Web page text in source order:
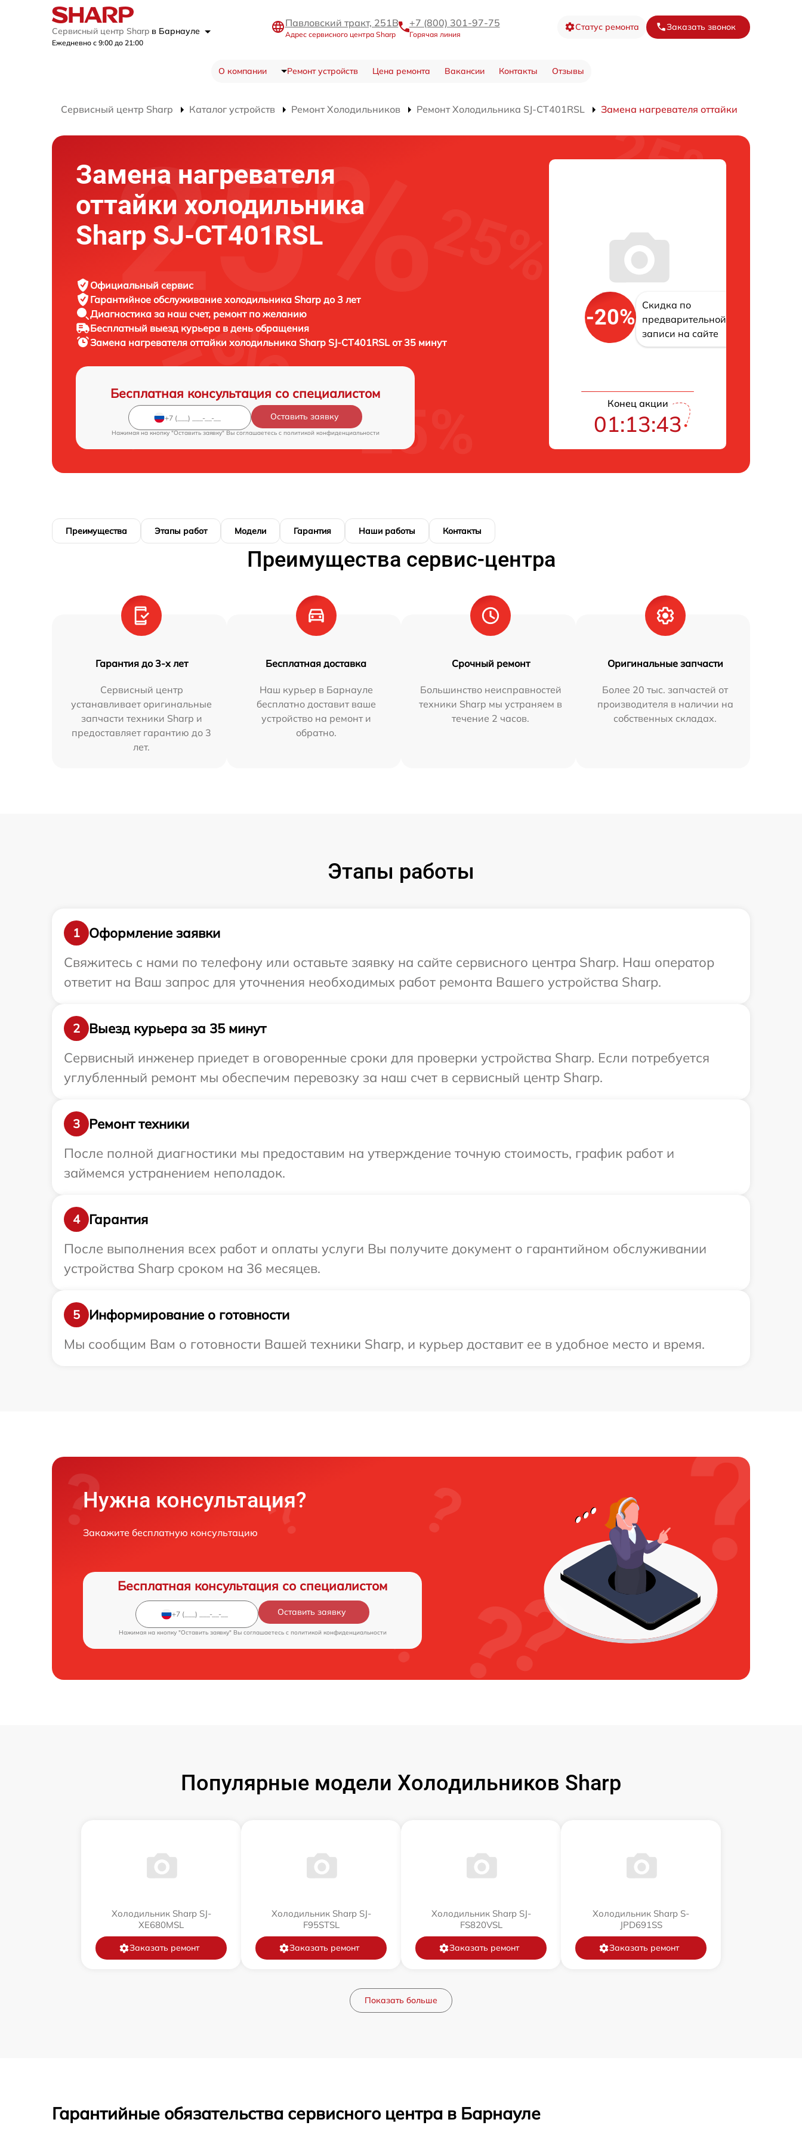
Сервисный центр Sharp в Барнауле
Ежедневно с 9:00 до 21:00
Павловский тракт, 251В
Адрес сервисного центра Sharp
+7 (800) 301-97-75
Горячая линия
Статус ремонта Заказать звонок
О компании Ремонт устройств Цена ремонта Вакансии Контакты Отзывы
Сервисный центр Sharp Каталог устройств Ремонт Холодильников Ремонт Холодильника SJ-CT401RSL Замена нагревателя оттайки
Замена нагревателя
оттайки холодильника
Sharp SJ-CT401RSL
Официальный сервис
Гарантийное обслуживание холодильника Sharp до 3 лет
Диагностика за наш счет, ремонт по желанию
Бесплатный выезд курьера в день обращения
Замена нагревателя оттайки холодильника Sharp SJ-CT401RSL от 35 минут
Бесплатная консультация со специалистом
Оставить заявку
Нажимая на кнопку "Оставить заявку" Вы соглашаетесь c политикой конфиденциальности
-20%
Скидка по
предварительной
записи на сайте
Конец акции
01:13:42
Преимущества Этапы работ Модели Гарантия Наши работы Контакты
Преимущества сервис-центра
Гарантия до 3-х лет
Сервисный центр
устанавливает оригинальные
запчасти техники Sharp и
предоставляет гарантию до 3
лет.
Бесплатная доставка
Наш курьер в Барнауле
бесплатно доставит ваше
устройство на ремонт и
обратно.
Срочный ремонт
Большинство неисправностей
техники Sharp мы устраняем в
течение 2 часов.
Оригинальные запчасти
Более 20 тыс. запчастей от
производителя в наличии на
собственных складах.
Этапы работы
1
Оформление заявки
Свяжитесь с нами по телефону или оставьте заявку на сайте сервисного центра Sharp. Наш оператор
ответит на Ваш запрос для уточнения необходимых работ ремонта Вашего устройства Sharp.
2
Выезд курьера за 35 минут
Сервисный инженер приедет в оговоренные сроки для проверки устройства Sharp. Если потребуется
углубленный ремонт мы обеспечим перевозку за наш счет в сервисный центр Sharp.
3
Ремонт техники
После полной диагностики мы предоставим на утверждение точную стоимость, график работ и
займемся устранением неполадок.
4
Гарантия
После выполнения всех работ и оплаты услуги Вы получите документ о гарантийном обслуживании
устройства Sharp сроком на 36 месяцев.
5
Информирование о готовности
Мы сообщим Вам о готовности Вашей техники Sharp, и курьер доставит ее в удобное место и время.
Нужна консультация?
Закажите бесплатную консультацию
Бесплатная консультация со специалистом
Оставить заявку
Нажимая на кнопку "Оставить заявку" Вы соглашаетесь c политикой конфиденциальности
Популярные модели Холодильников Sharp
Холодильник Sharp SJ-
XE680MSL
Заказать ремонт
Холодильник Sharp SJ-
F95STSL
Заказать ремонт
Холодильник Sharp SJ-
FS820VSL
Заказать ремонт
Холодильник Sharp S-
JPD691SS
Заказать ремонт
Показать больше
Гарантийные обязательства сервисного центра в Барнауле